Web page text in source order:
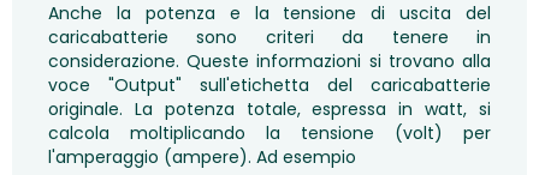
Anche la potenza e la tensione di uscita del
caricabatterie sono criteri da tenere in
considerazione. Queste informazioni si trovano alla
voce "Output" sull'etichetta del caricabatterie
originale. La potenza totale, espressa in watt, si
calcola moltiplicando la tensione (volt) per
l'amperaggio (ampere). Ad esempio